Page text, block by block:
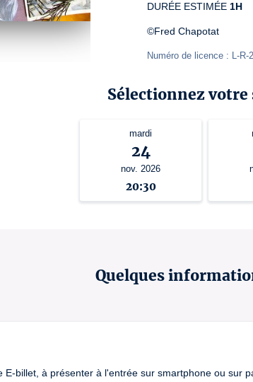
DURÉE ESTIMÉE 1H
©Fred Chapotat
Numéro de licence : L-R-
Sélectionnez votre
mardi
24
nov. 2026
20:30
Quelques
E-billet, à présenter à l'entrée sur smartphone ou sur